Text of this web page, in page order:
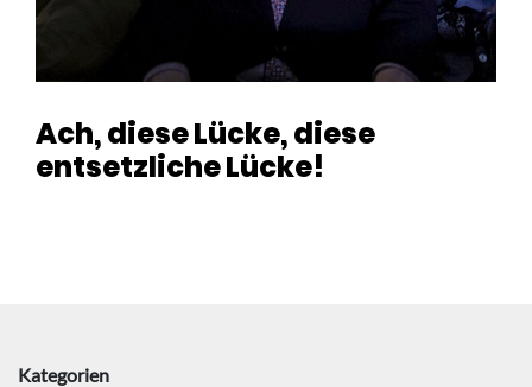
Ach, diese Lücke, diese
entsetzliche Lücke!
Kategorien